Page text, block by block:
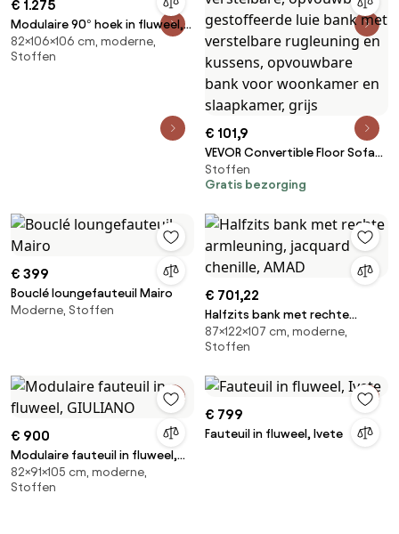
€ 1.275
Modulaire 90° hoek in fluweel,
GIULIANO
82×106×106 cm, moderne,
Stoffen
€ 101,9
VEVOR Convertible Floor Sofa
Bed, 5-voudig verstelbare,
opvouwbare, gestoffeerde luie
rugleuning en kussens,
opvouwbare bank voor
woonkamer en slaapkamer,
Stoffen
Gratis bezorging
€ 399
Bouclé loungefauteuil Mairo
Moderne, Stoffen
€ 701,22
Halfzits bank met rechte
armleuning, jacquard chenille,
AMAD
87×122×107 cm, moderne,
Stoffen
€ 900
Modulaire fauteuil in fluweel,
GIULIANO
82×91×105 cm, moderne,
Stoffen
€ 799
Fauteuil in fluweel, Ivete